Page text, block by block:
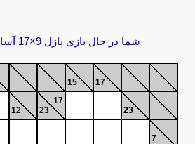
شما در حال بازی پازل 9×17 آسان 45 می‌باشید
15
17
12
17
23
23
7